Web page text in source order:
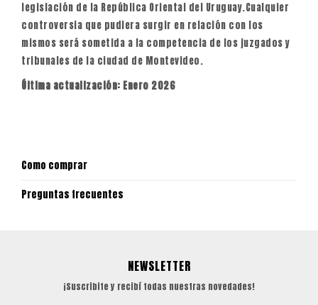
legislación de la República Oriental del Uruguay.Cualquier
controversia que pudiera surgir en relación con los
mismos será sometida a la competencia de los juzgados y
tribunales de la ciudad de Montevideo.
Última actualización: Enero 2026
Como comprar
Preguntas frecuentes
NEWSLETTER
¡Suscribite y recibí todas nuestras novedades!